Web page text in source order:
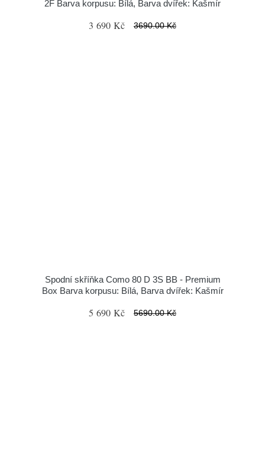
2F Barva korpusu: Bílá, Barva dvířek: Kašmír
3 690 Kč 3690.00 Kč
Spodní skříňka Como 80 D 3S BB - Premium
Box Barva korpusu: Bílá, Barva dvířek: Kašmír
5 690 Kč 5690.00 Kč